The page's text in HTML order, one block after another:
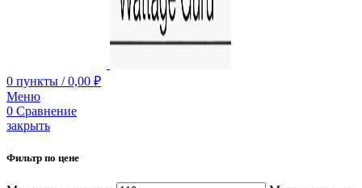
0 пункты / 0,00 ₽
Меню
0 Сравнение
закрыть
Фильтр по цене